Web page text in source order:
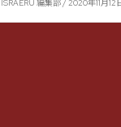
ISRAERU 編集部 / 2020年11月12